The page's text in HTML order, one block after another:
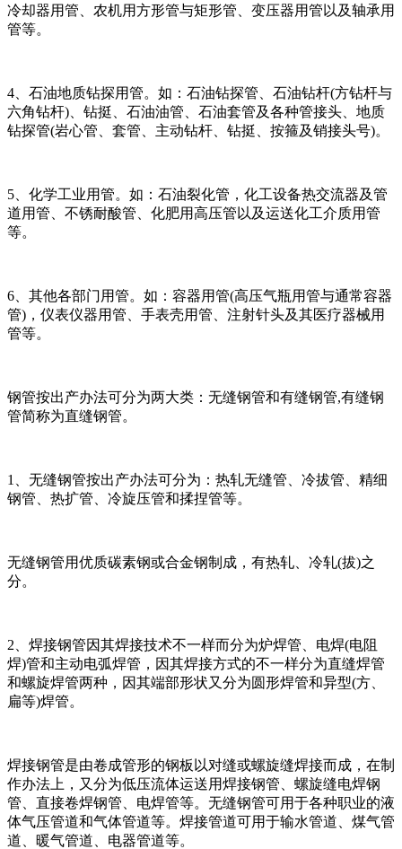
冷却器用管、农机用方形管与矩形管、变压器用管以及轴承用
管等。
4、石油地质钻探用管。如：石油钻探管、石油钻杆(方钻杆与
六角钻杆)、钻挺、石油油管、石油套管及各种管接头、地质
钻探管(岩心管、套管、主动钻杆、钻挺、按箍及销接头号)。
5、化学工业用管。如：石油裂化管，化工设备热交流器及管
道用管、不锈耐酸管、化肥用高压管以及运送化工介质用管
等。
6、其他各部门用管。如：容器用管(高压气瓶用管与通常容器
管)，仪表仪器用管、手表壳用管、注射针头及其医疗器械用
管等。
钢管按出产办法可分为两大类：无缝钢管和有缝钢管,有缝钢
管简称为直缝钢管。
1、无缝钢管按出产办法可分为：热轧无缝管、冷拔管、精细
钢管、热扩管、冷旋压管和揉捏管等。
无缝钢管用优质碳素钢或合金钢制成，有热轧、冷轧(拔)之
分。
2、焊接钢管因其焊接技术不一样而分为炉焊管、电焊(电阻
焊)管和主动电弧焊管，因其焊接方式的不一样分为直缝焊管
和螺旋焊管两种，因其端部形状又分为圆形焊管和异型(方、
扁等)焊管。
焊接钢管是由卷成管形的钢板以对缝或螺旋缝焊接而成，在制
作办法上，又分为低压流体运送用焊接钢管、螺旋缝电焊钢
管、直接卷焊钢管、电焊管等。无缝钢管可用于各种职业的液
体气压管道和气体管道等。焊接管道可用于输水管道、煤气管
道、暖气管道、电器管道等。